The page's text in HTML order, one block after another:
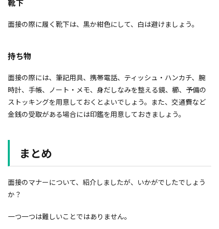
靴下
面接の際に履く靴下は、黒か紺色にして、白は避けましょう。
持ち物
面接の際には、筆記用具、携帯電話、ティッシュ・ハンカチ、腕
時計、手帳、ノート・メモ、身だしなみを整える鏡、櫛、予備の
ストッキングを用意しておくとよいでしょう。また、交通費など
金銭の受取がある場合には印鑑を用意しておきましょう。
まとめ
面接のマナーについて、紹介しましたが、いかがでしたでしょう
か？
一つ一つは難しいことではありません。